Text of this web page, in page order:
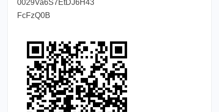
0029Va6S7EtDJ6H43
FcFzQ0B